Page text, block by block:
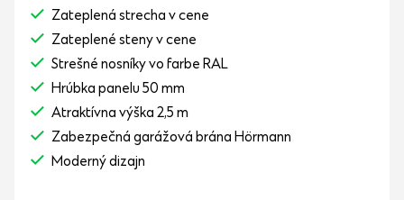
Zateplená strecha v cene
Zateplené steny v cene
Strešné nosníky vo farbe RAL
Hrúbka panelu 50 mm
Atraktívna výška 2,5 m
Zabezpečná garážová brána Hörmann
Moderný dizajn